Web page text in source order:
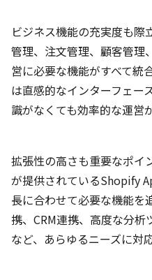
ビジネス機能の充実度も際
管理、注文管理、顧客管理
営に必要な機能がすべて統
は直感的なインターフェー
識がなくても効率的な運営
拡張性の高さも重要なポイ
が提供されているShopify
長に合わせて必要な機能を
携、CRM連携、高度な分
など、あらゆるニーズに対